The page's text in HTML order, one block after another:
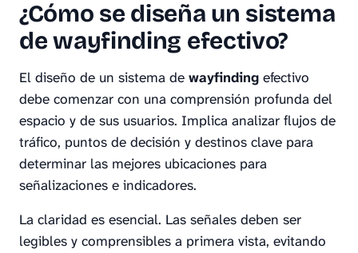
¿Cómo se diseña un sistema
de wayfinding efectivo?
El diseño de un sistema de wayfinding efectivo
debe comenzar con una comprensión profunda del
espacio y de sus usuarios. Implica analizar flujos de
tráfico, puntos de decisión y destinos clave para
determinar las mejores ubicaciones para
señalizaciones e indicadores.
La claridad es esencial. Las señales deben ser
legibles y comprensibles a primera vista, evitando